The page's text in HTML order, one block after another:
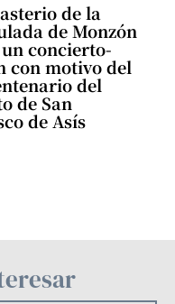
de la
de Monzón
concierto-
con motivo del
del
de San
de Asís